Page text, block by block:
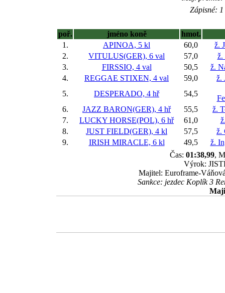
Zápisné:
poř. jméno koně
hmot.
1.
APINOA, 5 kl 60,0
ž.
2.
VITULUS(GER), 6 val 57,0
ž.
3.
FIRSSIO, 4 val 50,5
ž.
4.
REGGAE STIXEN, 4 val 59,0
ž.
5.
DESPERADO, 4 hř 54,5
6.
JAZZ BARON(GER), 4 hř 55,5
ž.
7.
LUCKY HORSE(POL), 6 hř 61,0
8.
JUST FIELD(GER), 4 kl 57,5
ž.
9.
IRISH MIRACLE, 6 kl 49,5
ž.
Čas: 01:38,99,
Výrok:
Majitel: Euroframe-
Sankce: jezdec Koplík 3